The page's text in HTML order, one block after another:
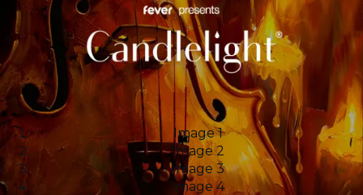
Image 1
Image 2
Image 3
Image 4